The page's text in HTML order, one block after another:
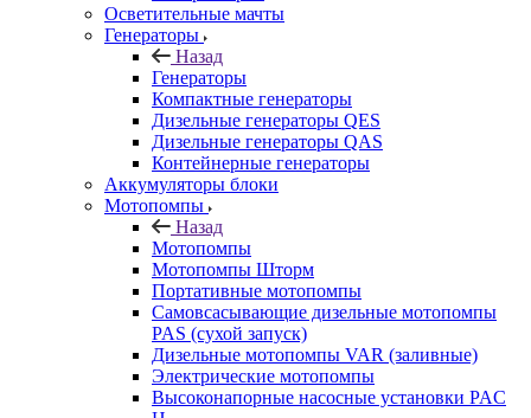
Осветительные мачты
Генераторы
Назад
Генераторы
Компактные генераторы
Дизельные генераторы QES
Дизельные генераторы QAS
Контейнерные генераторы
Аккумуляторы блоки
Мотопомпы
Назад
Мотопомпы
Мотопомпы Шторм
Портативные мотопомпы
Самовсасывающие дизельные мотопомпы
PAS (сухой запуск)
Дизельные мотопомпы VAR (заливные)
Электрические мотопомпы
Высоконапорные насосные установки PAC